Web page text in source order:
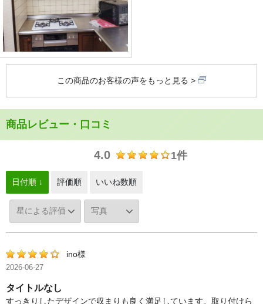
この商品のお客様の声をもっと見る
商品レビュー・口コミ
4.0 1件
日付順 ↓ 評価順 いいね数順
ino様
2026-06-27
タイトルなし
すっきりしたデザインで収まりも良く満足しています。取り付けら